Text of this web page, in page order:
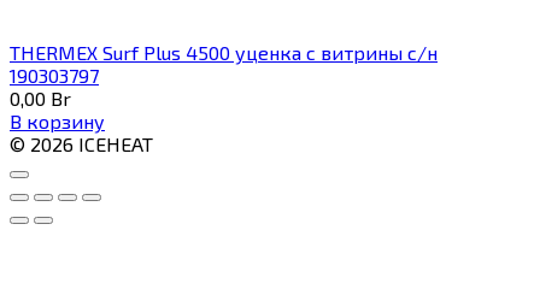
THERMEX Surf Plus 4500 уценка с витрины с/н
190303797
0,00 Br
В корзину
© 2026 ICEHEAT